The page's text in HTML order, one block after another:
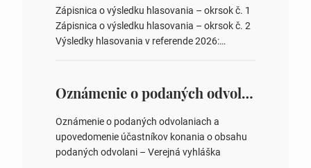
zastupiteľstiev, počtu poslancov obecných
zastupiteľstiev v nich 4. Schválenie odpredaja
obecného pozemku –…
Zápisnica o výsledku hlasovania – okrsok č. 1
Zápisnica o výsledku hlasovania – okrsok č. 2
Výsledky hlasovania v referende 2026:
ysledky.html
Oznámenie o podaných odvolaniach a upovedomenie účastníkov konania o obsahu podaných odvolani – Verejná vyhláška
Oznámenie o podaných odvolaniach a
upovedomenie účastníkov konania o obsahu
podaných odvolani – Verejná vyhláška